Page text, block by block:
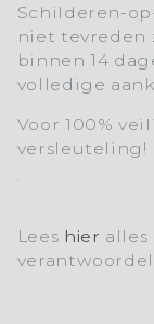
Schilderen-
niet tevreden
binnen 14
volledige
Voor 100%
versleuteling!
Lees hier